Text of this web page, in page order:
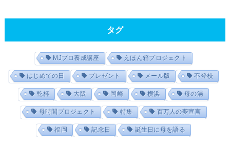
タグ
MJプロ養成講座 えほん箱プロジェクト
はじめての日 プレゼント メール版 不登校
乾杯 大阪 岡崎 横浜 母の湯
母時間プロジェクト 特集 百万人の夢宣言
福岡 記念日 誕生日に母を語る